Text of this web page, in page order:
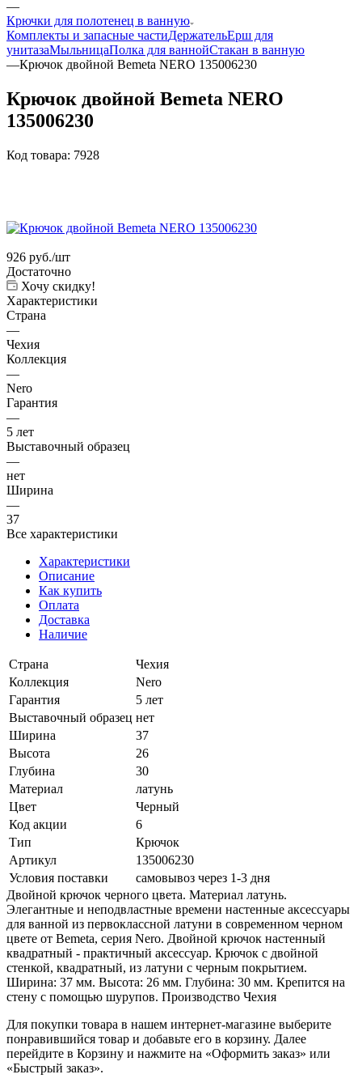
—
Крючки для полотенец в ванную
Комплекты и запасные частиДержательЕрш для
унитазаМыльницаПолка для ваннойСтакан в ванную
—Крючок двойной Bemeta NERO 135006230
Крючок двойной Bemeta NERO
135006230
Код товара: 7928
926 руб./шт
Достаточно
Хочу скидку!
Характеристики
Страна
—
Чехия
Коллекция
—
Nero
Гарантия
—
5 лет
Выставочный образец
—
нет
Ширина
—
37
Все характеристики
Характеристики
Описание
Как купить
Оплата
Доставка
Наличие
Страна
Чехия
Коллекция
Nero
Гарантия
5 лет
Выставочный образец нет
Ширина
37
Высота
26
Глубина
30
Материал
латунь
Цвет
Черный
Код акции
6
Тип
Крючок
Артикул
135006230
Условия поставки
самовывоз через 1-3 дня
Двойной крючок черного цвета. Материал латунь.
Элегантные и неподвластные времени настенные аксессуары
для ванной из первоклассной латуни в современном черном
цвете от Bemeta, серия Nero. Двойной крючок настенный
квадратный - практичный аксессуар. Крючок с двойной
стенкой, квадратный, из латуни с черным покрытием.
Ширина: 37 мм. Высота: 26 мм. Глубина: 30 мм. Крепится на
стену с помощью шурупов. Производство Чехия
Для покупки товара в нашем интернет-магазине выберите
понравившийся товар и добавьте его в корзину. Далее
перейдите в Корзину и нажмите на «Оформить заказ» или
«Быстрый заказ».